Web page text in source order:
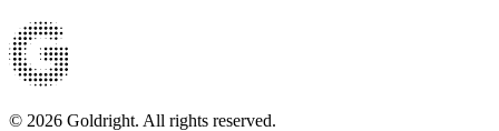
© 2026 Goldright. All rights reserved.